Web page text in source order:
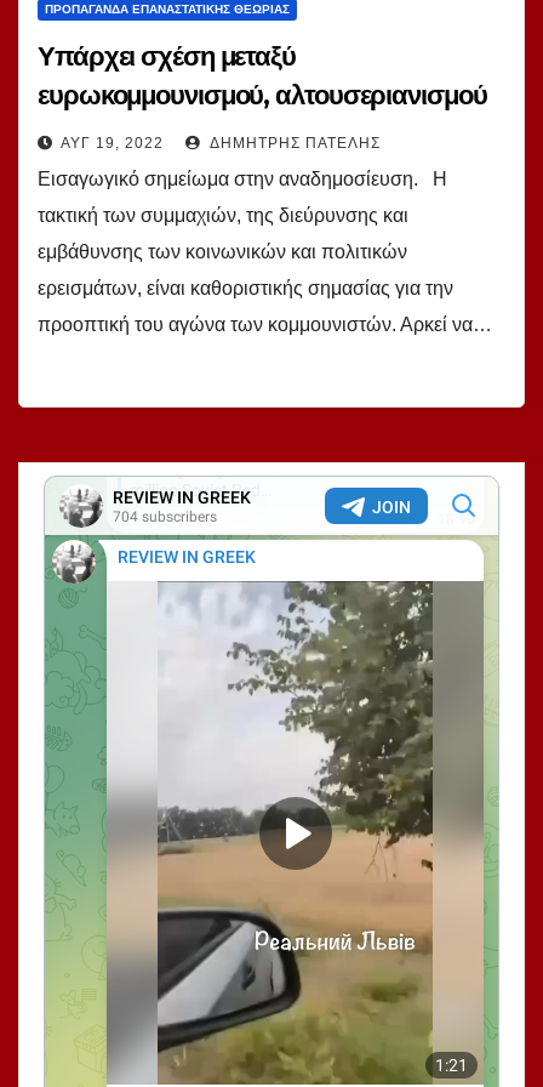
ΠΡΟΠΑΓΆΝΔΑ ΕΠΑΝΑΣΤΑΤΙΚΉΣ ΘΕΩΡΊΑΣ
Υπάρχει σχέση μεταξύ
ευρωκομμουνισμού, αλτουσεριανισμού
και κομμουνισμού… Του Δ. Πατέλη.
ΑΥΓ 19, 2022 ΔΗΜΉΤΡΗΣ ΠΑΤΈΛΗΣ
Εισαγωγικό σημείωμα στην αναδημοσίευση. Η
τακτική των συμμαχιών, της διεύρυνσης και
εμβάθυνσης των κοινωνικών και πολιτικών
ερεισμάτων, είναι καθοριστικής σημασίας για την
προοπτική του αγώνα των κομμουνιστών. Αρκεί να…